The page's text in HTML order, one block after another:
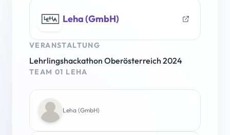
Leha (GmbH)
VERANSTALTUNG
Lehrlingshackathon Oberösterreich 2024
TEAM 01 LEHA
Leha (GmbH)